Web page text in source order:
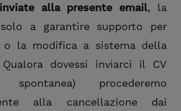
alla presente email, la
a garantire supporto per
o la modifica a sistema della
Qualora dovessi inviarci il CV
spontanea) procederemo
alla cancellazione dai